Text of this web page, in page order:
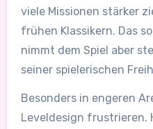
viele Missionen stärker
frühen Klassikern. Das
nimmt dem Spiel aber
seiner spielerischen
Besonders in engeren
Leveldesign frustrieren.